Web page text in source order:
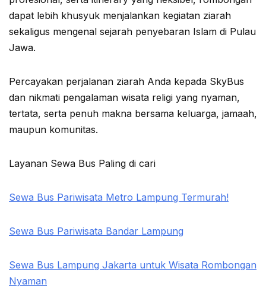
dapat lebih khusyuk menjalankan kegiatan ziarah
sekaligus mengenal sejarah penyebaran Islam di Pulau
Jawa.
Percayakan perjalanan ziarah Anda kepada SkyBus
dan nikmati pengalaman wisata religi yang nyaman,
tertata, serta penuh makna bersama keluarga, jamaah,
maupun komunitas.
Layanan Sewa Bus Paling di cari
Sewa Bus Pariwisata Metro Lampung Termurah!
Sewa Bus Pariwisata Bandar Lampung
Sewa Bus Lampung Jakarta untuk Wisata Rombongan
Nyaman